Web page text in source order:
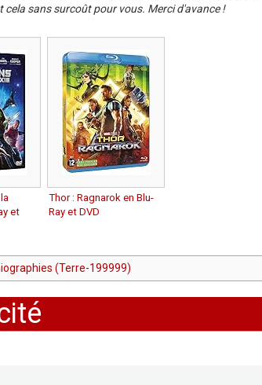
sans surcoût pour vous. Merci d'avance !
et
Thor : Ragnarok en Blu-
Ray et DVD
(Terre-199999)